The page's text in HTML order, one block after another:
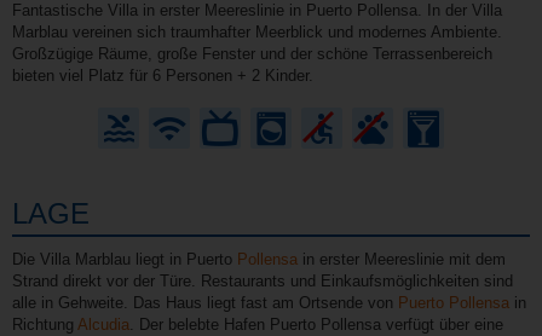
Fantastische Villa in erster Meereslinie in Puerto Pollensa. In der Villa
Marblau vereinen sich traumhafter Meerblick und modernes Ambiente.
Großzügige Räume, große Fenster und der schöne Terrassenbereich
bieten viel Platz für 6 Personen + 2 Kinder.
LAGE
Die Villa Marblau liegt in Puerto Pollensa in erster Meereslinie mit dem
Strand direkt vor der Türe. Restaurants und Einkaufsmöglichkeiten sind
alle in Gehweite. Das Haus liegt fast am Ortsende von Puerto Pollensa in
Richtung Alcudia. Der belebte Hafen Puerto Pollensa verfügt über eine